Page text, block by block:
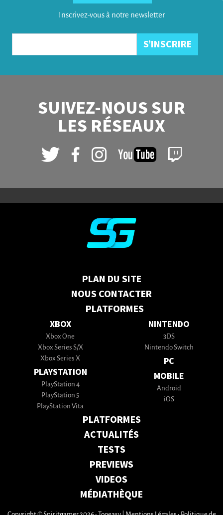
Inscrivez-vous à notre newsletter
SUIVEZ-NOUS SUR
LES RÉSEAUX
PLAN DU SITE
NOUS CONTACTER
PLATFORMES
XBOX
Xbox One
Xbox Series S/X
Xbox Series X
PLAYSTATION
PlayStation 4
PlayStation 5
PlayStation Vita
NINTENDO
3DS
Nintendo Switch
PC
MOBILE
Android
iOS
PLATFORMES
ACTUALITÉS
TESTS
PREVIEWS
VIDEOS
MÉDIATHÈQUE